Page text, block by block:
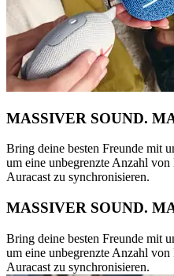
MASSIVER SOUND.
Bring deine besten Freunde mit
um eine unbegrenzte Anzahl
Auracast zu synchronisieren.
MASSIVER SOUND.
Bring deine besten Freunde mit
um eine unbegrenzte Anzahl
Auracast zu synchronisieren.